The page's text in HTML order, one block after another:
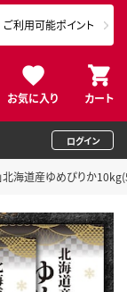
お気に入り カート
ご利用可能ポイント
ログイン
北海道産ゆめぴりか